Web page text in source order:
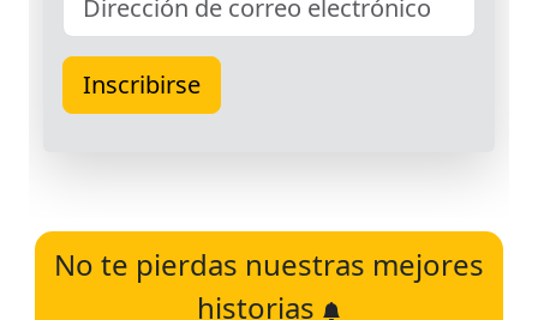
No te pierdas nuestras mejores
historias